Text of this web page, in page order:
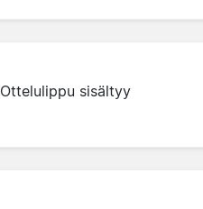
Ottelulippu sisältyy